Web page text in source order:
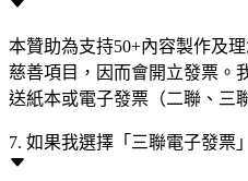
本贊助為支持50+內容製作及
慈善項目，因而會開立發票。
送紙本或電子發票（二聯、三
7. 如果我選擇「三聯電子發票